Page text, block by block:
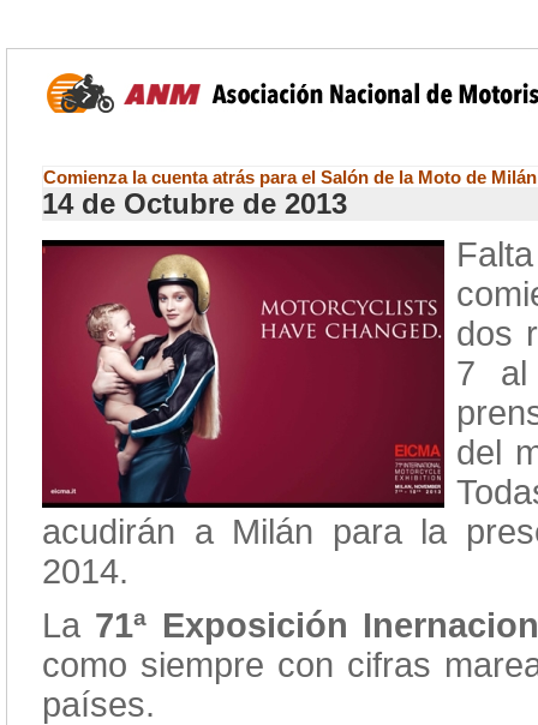
Comienza la cuenta atrás para el Salón de la Moto de Milán
14 de Octubre de 2013
dos
7 al
del
acudirán a Milán para la
2014.
La 71ª Exposición
como siempre con cifras
países.